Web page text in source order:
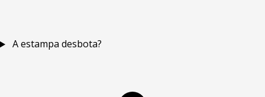
A estampa desbota?